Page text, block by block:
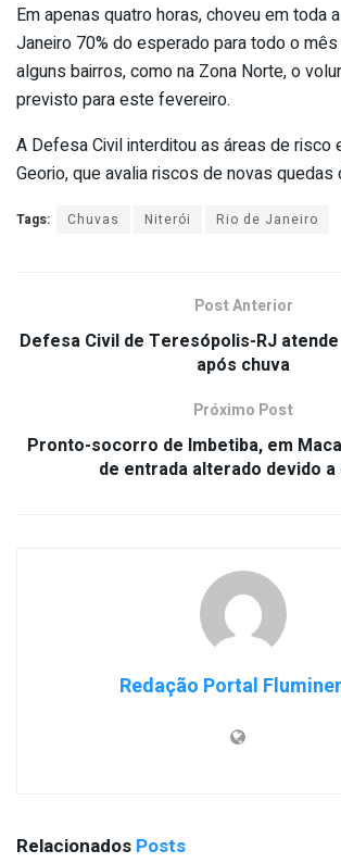
Em apenas quatro horas, choveu em toda
Janeiro 70% do esperado para todo o
alguns bairros, como na Zona Norte, o
previsto para este fevereiro.
A Defesa Civil interditou as áreas de risco
Georio, que avalia riscos de novas quedas
Tags: Chuvas Niterói Rio de Janeiro
Post Anterior
Defesa Civil de Teresópolis-RJ
após chuva
Próximo Post
Pronto-socorro de Imbetiba, em
de entrada alterado devido a
Redação Portal
Relacionados Posts